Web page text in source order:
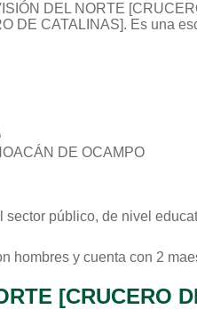
DEL NORTE
DE CATALINAS]. Es una
DE OCAMPO
sector público, de nivel
hombres y cuenta con 2
[CRUCERO